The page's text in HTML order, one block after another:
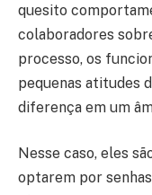
quesito
colaboradores
processo, os
pequenas atitudes
diferença em um
Nesse caso, eles
optarem por